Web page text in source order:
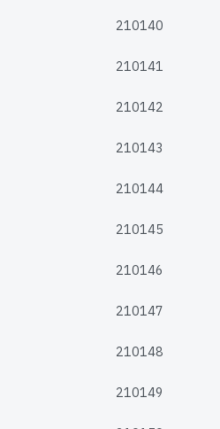
210140
210141
210142
210143
210144
210145
210146
210147
210148
210149